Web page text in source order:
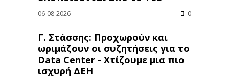
06-08-2026 0
Γ. Στάσσης: Προχωρούν και
ωριμάζουν οι συζητήσεις για το
Data Center - Χτίζουμε μια πιο
ισχυρή ΔΕΗ